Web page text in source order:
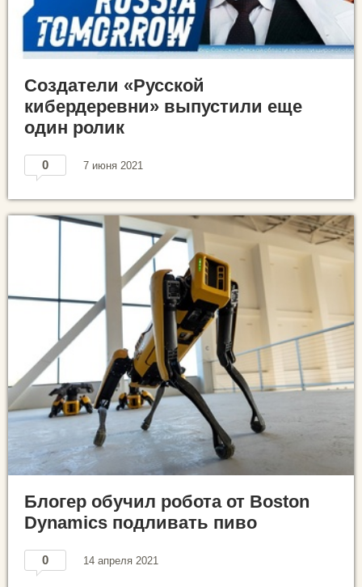
Создатели «Русской
кибердеревни» выпустили еще
один ролик
0 7 июня 2021
Блогер обучил робота от Boston
Dynamics подливать пиво
0 14 апреля 2021